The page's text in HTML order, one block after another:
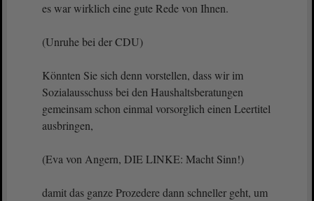
es war wirklich eine gute Rede von Ihnen.
(Unruhe bei der CDU)
Könnten Sie sich denn vorstellen, dass wir im
Sozialausschuss bei den Haushaltsberatungen
gemeinsam schon einmal vorsorglich einen Leertitel
ausbringen,
(Eva von Angern, DIE LINKE: Macht Sinn!)
damit das ganze Prozedere dann schneller geht, um